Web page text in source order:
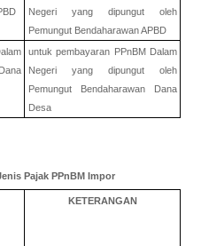
Negeri yang dipungut oleh
Pemungut Bendaharawan APBD
untuk pembayaran PPnBM Dalam
Negeri yang dipungut oleh
Pemungut Bendaharawan Dana
Desa
Pajak PPnBM Impor
KETERANGAN